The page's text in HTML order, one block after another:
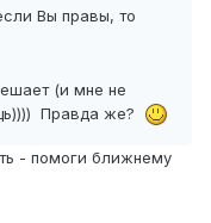
Вы правы, то
(и мне не
Правда же?
- помоги ближнему